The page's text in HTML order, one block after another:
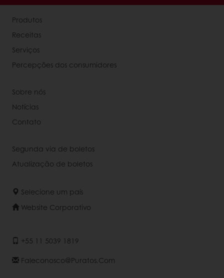
Produtos
Receitas
Serviços
Percepções dos consumidores
Sobre nós
Notícias
Contato
Segunda via de boletos
Atualização de boletos
Selecione um país
Website Corporativo
+55 11 5039 1819
Faleconosco@puratos.com